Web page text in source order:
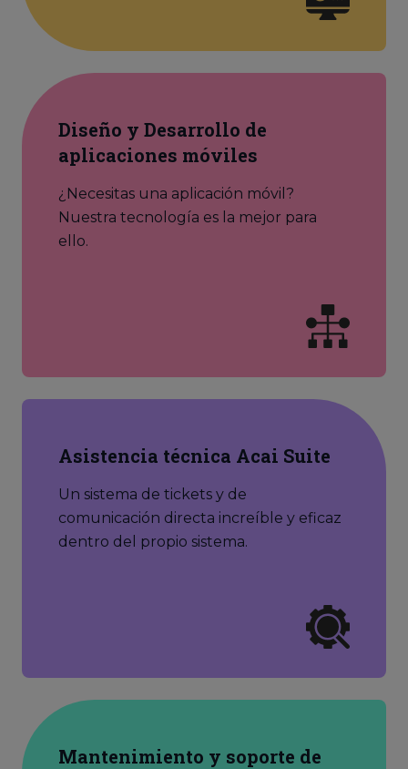
Diseño y Desarrollo de
aplicaciones móviles
¿Necesitas una aplicación móvil?
Nuestra tecnología es la mejor para
ello.
Asistencia técnica Acai Suite
Un sistema de tickets y de
comunicación directa increíble y eficaz
dentro del propio sistema.
Mantenimiento y soporte de